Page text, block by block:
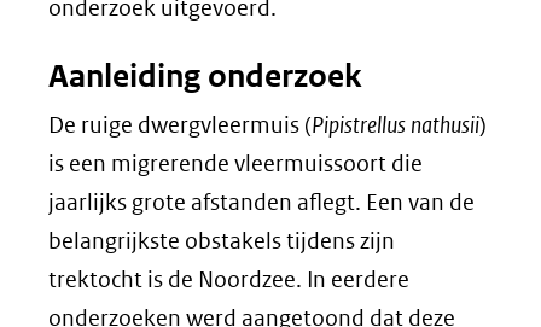
naar
andere
website)
onderzoek uitgevoerd.
Aanleiding onderzoek
De ruige dwergvleermuis (Pipistrellus nathusii)
is een migrerende vleermuissoort die
jaarlijks grote afstanden aflegt. Een van de
belangrijkste obstakels tijdens zijn
trektocht is de Noordzee. In eerdere
onderzoeken werd aangetoond dat deze